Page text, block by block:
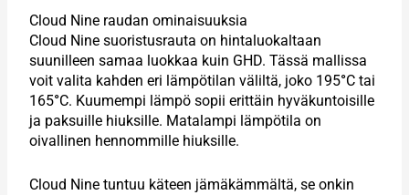
Cloud Nine raudan ominaisuuksia
Cloud Nine suoristusrauta on hintaluokaltaan
suunilleen samaa luokkaa kuin GHD. Tässä mallissa
voit valita kahden eri lämpötilan väliltä, joko 195°C tai
165°C. Kuumempi lämpö sopii erittäin hyväkuntoisille
ja paksuille hiuksille. Matalampi lämpötila on
oivallinen hennommille hiuksille.
Cloud Nine tuntuu käteen jämäkämmältä, se onkin